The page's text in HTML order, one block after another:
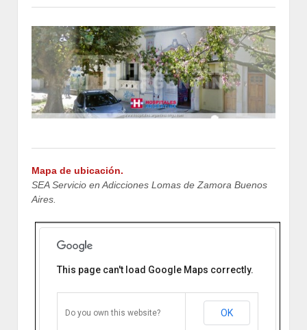
Mapa de ubicación.
SEA Servicio en Adicciones Lomas de Zamora Buenos
Aires.
Lomas de Zamora Buenos Aires
Banfield, Buenos Aires, Argentina
This page can't load Google Maps correctly.
Do you own this website? OK